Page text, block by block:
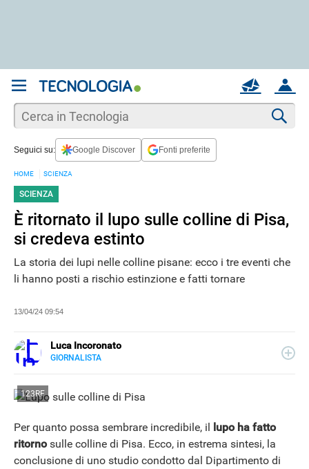
ACCOUNT
MAIL
Seguici su: Google Discover Fonti preferite
HOME SCIENZA
SCIENZA
È ritornato il lupo sulle colline di Pisa,
si credeva estinto
La storia dei lupi nelle colline pisane: ecco i tre eventi che
li hanno posti a rischio estinzione e fatti tornare
13/04/24 09:54
Luca Incoronato
GIORNALISTA
LINKEDIN
fisiche e online, così come in TV, come autore, giornalista
Scienza.
123RF
Per quanto possa sembrare incredibile, il lupo ha fatto
ritornosulle colline di Pisa. Ecco, in estrema sintesi, la
conclusione di uno studio condotto dal Dipartimento di